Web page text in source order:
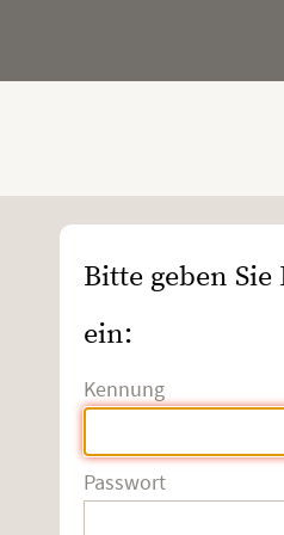
Bitte geben
ein:
Kennung
Passwort